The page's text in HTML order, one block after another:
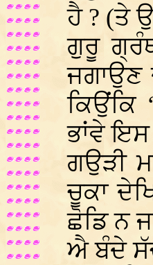
ਹੈ ? (ਤੇ
ਗੁਰੂ
ਜਗਾਉਣ
ਕਿਉਂਕਿ
ਭਾਂਵੇ
ਗਉੜੀ
ਚੂਕਾ
ਛੋਡਿ ਨ
ਐ ਬੰਦੇ